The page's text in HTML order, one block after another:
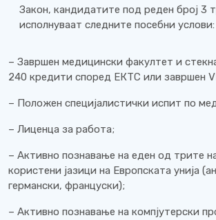
Закон, кандидатите под реден број 3
исполнуваат следните посебни услови:
– Завршен медицински факултет и
240 кредити според ЕКТС или завршен
– Положен специјалистички испит по
– Лиценца за работа;
– Активно познавање на еден од трите
користени јазици на Европската унија
германски, француски);
– Активно познавање на компјутерски